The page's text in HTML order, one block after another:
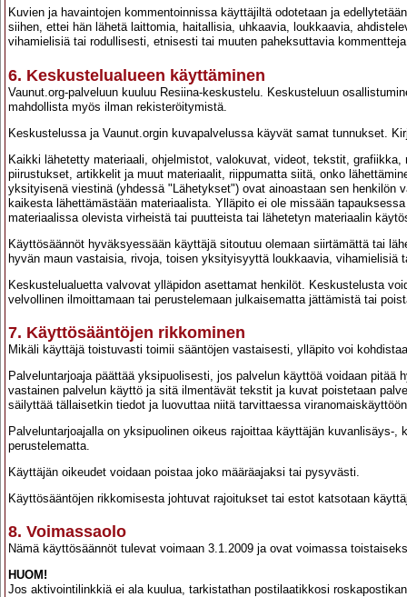
Kuvien ja havaintojen kommentoinnissa käyttäjiltä odotetaan ja
siihen, ettei hän lähetä laittomia, haitallisia, uhkaavia, loukkaavia,
vihamielisiä tai rodullisesti, etnisesti tai muuten paheksuttavia
6. Keskustelualueen käyttäminen
Vaunut.org-palveluun kuuluu Resiina-keskustelu. Keskusteluun
mahdollista myös ilman rekisteröitymistä.
Keskustelussa ja Vaunut.orgin kuvapalvelussa käyvät samat tunnukset.
Kaikki lähetetty materiaali, ohjelmistot, valokuvat, videot, tekstit,
piirustukset, artikkelit ja muut materiaalit, riippumatta siitä, onko
yksityisenä viestinä (yhdessä "Lähetykset") ovat ainoastaan sen
kaikesta lähettämästään materiaalista. Ylläpito ei ole missään
materiaalissa olevista virheistä tai puutteista tai lähetetyn materiaalin
Käyttösäännöt hyväksyessään käyttäjä sitoutuu olemaan siirtämättä tai
hyvän maun vastaisia, rivoja, toisen yksityisyyttä loukkaavia,
Keskustelualuetta valvovat ylläpidon asettamat henkilöt. Keskustelusta
velvollinen ilmoittamaan tai perustelemaan julkaisematta jättämistä tai
7. Käyttösääntöjen rikkominen
Mikäli käyttäjä toistuvasti toimii sääntöjen vastaisesti, ylläpito voi
Palveluntarjoaja päättää yksipuolisesti, jos palvelun käyttöä voidaan
vastainen palvelun käyttö ja sitä ilmentävät tekstit ja kuvat poistetaan
säilyttää tällaisetkin tiedot ja luovuttaa niitä tarvittaessa
Palveluntarjoajalla on yksipuolinen oikeus rajoittaa käyttäjän
perustelematta.
Käyttäjän oikeudet voidaan poistaa joko määräajaksi tai pysyvästi.
Käyttösääntöjen rikkomisesta johtuvat rajoitukset tai estot katsotaan
8. Voimassaolo
Nämä käyttösäännöt tulevat voimaan 3.1.2009 ja ovat voimassa
HUOM!
Jos aktivointilinkkiä ei ala kuulua, tarkistathan postilaatikkosi